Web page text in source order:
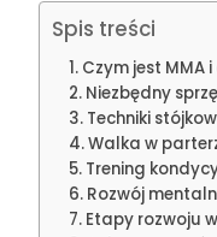
Spis treści
Czym jest MMA
Niezbędny
Techniki
Walka w
Trening
Rozwój
Etapy rozwoju